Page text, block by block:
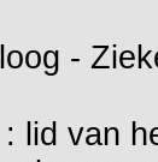
-
lid van